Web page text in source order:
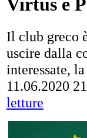
Virtus e
Il club greco
uscire dalla
interessate,
11.06.2020
letture